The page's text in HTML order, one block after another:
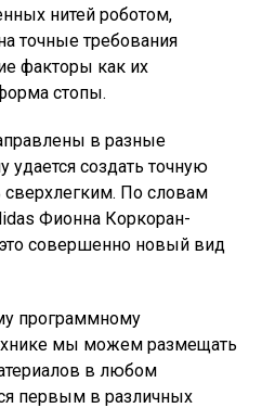
нитей роботом,
точные требования
факторы как их
стопы.
в разные
удается создать точную
сверхлегким. По словам
Фионна Коркоран-
это совершенно новый вид
программному
мы можем размещать
в любом
первым в различных